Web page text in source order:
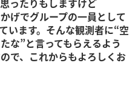
げでグループの一員として
います。そんな観測者に“空
な”と言ってもらえるよう
で、これからもよろしくお